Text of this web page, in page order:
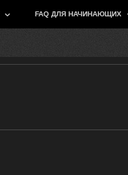
FAQ ДЛЯ НАЧИНАЮЩИХ